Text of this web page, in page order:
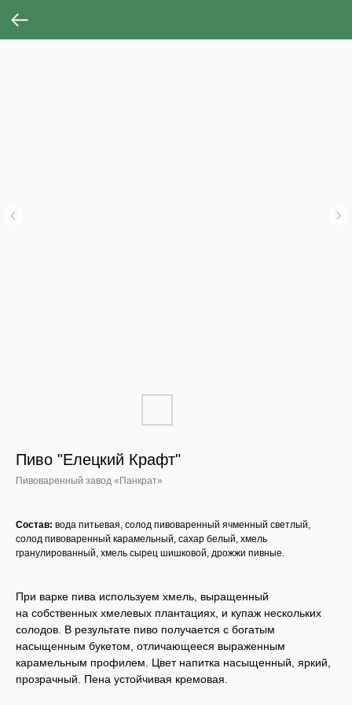
Пиво "Елецкий Крафт"
Пивоваренный завод «Панкрат»
Состав: вода питьевая, солод пивоваренный ячменный светлый,
солод пивоваренный карамельный, сахар белый, хмель
гранулированный, хмель сырец шишковой, дрожжи пивные.
При варке пива используем хмель, выращенный
на собственных хмелевых плантациях, и купаж нескольких
солодов. В результате пиво получается с богатым
насыщенным букетом, отличающееся выраженным
карамельным профилем. Цвет напитка насыщенный, яркий,
прозрачный. Пена устойчивая кремовая.